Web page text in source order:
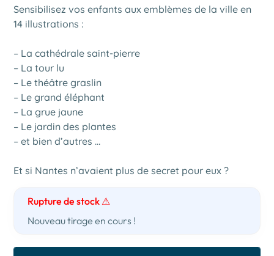
Guadeloupe
Nîmes
Marseille
Les incontournables
Le Havre
Offrir un cadeau
Sensibilisez vos enfants aux emblèmes de la ville en
14 illustrations :
– La cathédrale saint-pierre
– La tour lu
– Le théâtre graslin
– Le grand éléphant
– La grue jaune
– Le jardin des plantes
– et bien d’autres …
Et si Nantes n’avaient plus de secret pour eux ?
Rupture de stock ⚠
Nouveau tirage en cours !